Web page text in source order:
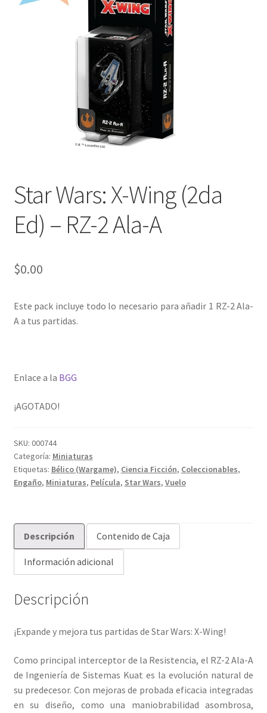
Star Wars: X-Wing (2da
Ed) – RZ-2 Ala-A
$0.00
Este pack incluye todo lo necesario para añadir 1 RZ-2 Ala-
A a tus partidas.
Enlace a la BGG
¡AGOTADO!
SKU: 000744
Categoría: Miniaturas
Etiquetas: Bélico (Wargame), Ciencia Ficción, Coleccionables,
Engaño, Miniaturas, Película, Star Wars, Vuelo
Descripción Contenido de Caja
Información adicional
Descripción
¡Expande y mejora tus partidas de Star Wars: X-Wing!
Como principal interceptor de la Resistencia, el RZ-2 Ala-A
de Ingeniería de Sistemas Kuat es la evolución natural de
su predecesor. Con mejoras de probada eficacia integradas
en su diseño, como una maniobrabilidad asombrosa,